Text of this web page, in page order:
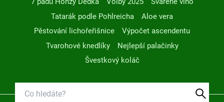
Tatarák podle Pohlreicha
Aloe vera
Pěstování lichořeřišnice
Výpočet ascendentu
Tvarohové knedlíky
Nejlepší palačinky
Švestkový koláč